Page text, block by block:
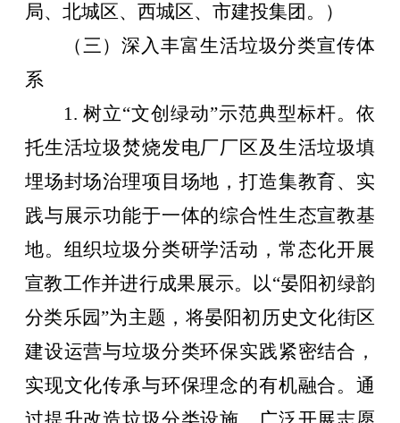
局、北城区、西城区、市建投集团。）
（三）深入丰富生活垃圾分类宣传体
系
1. 树立“文创绿动”示范典型标杆。依
托生活垃圾焚烧发电厂厂区及生活垃圾填
埋场封场治理项目场地，打造集教育、实
践与展示功能于一体的综合性生态宣教基
地。组织垃圾分类研学活动，常态化开展
宣教工作并进行成果展示。以“晏阳初绿韵
分类乐园”为主题，将晏阳初 历史文化街区
建设运营与垃圾分类环保实践紧密结合，
实现文化传承与环保理念的有机融合。通